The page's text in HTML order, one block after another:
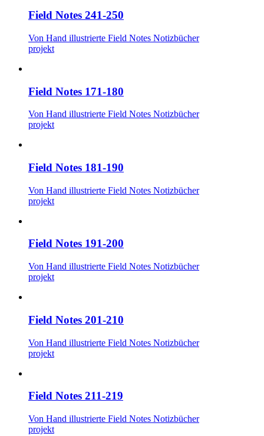
Field Notes 241-250
Von Hand illustrierte Field Notes Notizbücher
projekt
Field Notes 171-180
Von Hand illustrierte Field Notes Notizbücher
projekt
Field Notes 181-190
Von Hand illustrierte Field Notes Notizbücher
projekt
Field Notes 191-200
Von Hand illustrierte Field Notes Notizbücher
projekt
Field Notes 201-210
Von Hand illustrierte Field Notes Notizbücher
projekt
Field Notes 211-219
Von Hand illustrierte Field Notes Notizbücher
projekt